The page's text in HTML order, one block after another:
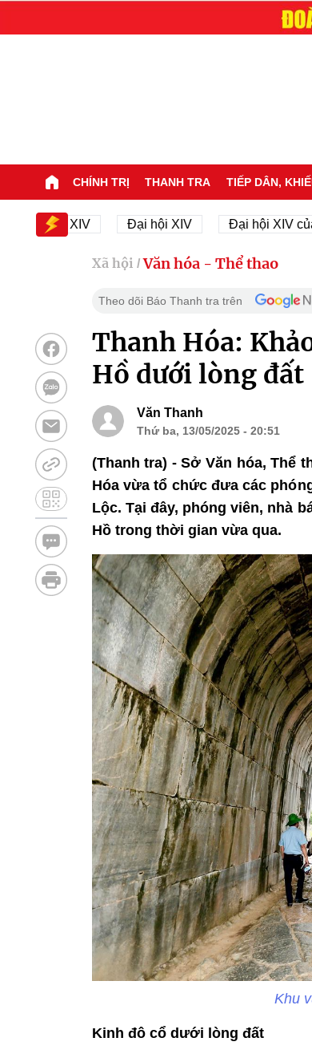
CHÍNH TRỊ THANH TRA TIẾP DÂN,
hội XIV Đại hội XIV Đại hội XIV của
Xã hội / Văn hóa - Thể thao
Theo dõi Báo Thanh tra trên
Thanh Hóa:
Hồ dưới lòng đất
Văn Thanh
Thứ ba, 13/05/2025 - 20:51
(Thanh tra) - Sở Văn hóa, Thể
Hóa vừa tổ chức đưa các
Lộc. Tại đây, phóng viên, nhà
Hồ trong thời gian vừa qua.
Khu
Kinh đô cổ dưới lòng đất